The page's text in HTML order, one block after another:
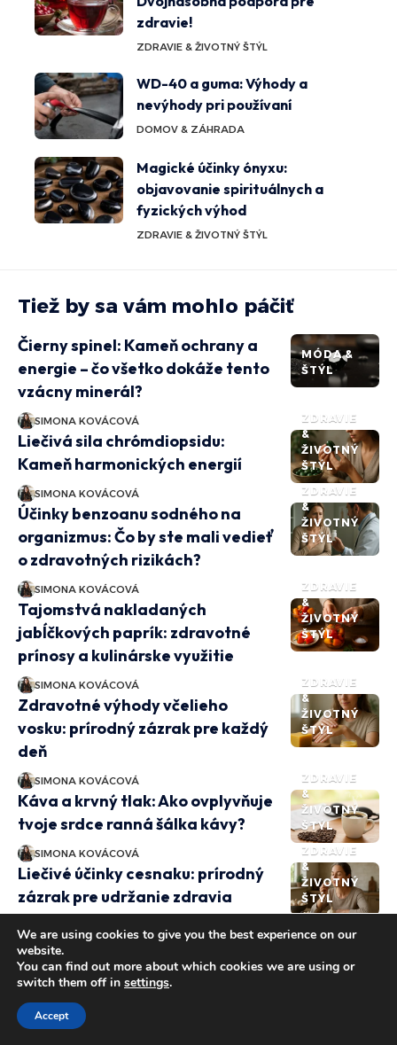
zdravie!
ZDRAVIE & ŽIVOTNÝ ŠTÝL
WD-40 a guma: Výhody a
nevýhody pri používaní
DOMOV & ZÁHRADA
Magické účinky ónyxu:
objavovanie spirituálnych a
fyzických výhod
ZDRAVIE & ŽIVOTNÝ ŠTÝL
Tiež by sa vám mohlo páčiť
MÓDA &
ŠTÝL
Čierny spinel: Kameň ochrany a
energie – čo všetko dokáže tento
vzácny minerál?
SIMONA KOVÁCOVÁ
ZDRAVIE
&
ŽIVOTNÝ
ŠTÝL
Liečivá sila chrómdiopsidu:
Kameň harmonických energií
SIMONA KOVÁCOVÁ
ZDRAVIE
&
ŽIVOTNÝ
ŠTÝL
Účinky benzoanu sodného na
organizmus: Čo by ste mali vedieť
o zdravotných rizikách?
SIMONA KOVÁCOVÁ
ZDRAVIE
&
ŽIVOTNÝ
ŠTÝL
Tajomstvá nakladaných
jabĺčkových paprík: zdravotné
prínosy a kulinárske využitie
SIMONA KOVÁCOVÁ
ZDRAVIE
&
ŽIVOTNÝ
ŠTÝL
Zdravotné výhody včelieho
vosku: prírodný zázrak pre každý
deň
SIMONA KOVÁCOVÁ
ZDRAVIE
&
ŽIVOTNÝ
ŠTÝL
Káva a krvný tlak: Ako ovplyvňuje
tvoje srdce ranná šálka kávy?
SIMONA KOVÁCOVÁ
ZDRAVIE
&
ŽIVOTNÝ
ŠTÝL
Liečivé účinky cesnaku: prírodný
zázrak pre udržanie zdravia
&
ŠTÝL
Nebezpečenstvá oxidu
uhoľnatého: vplyvy na zdravie a
životné prostredie
SIMONA KOVÁCOVÁ
We are using cookies to give you the best experience on our
website.
You can find out more about which cookies we are using or
switch them off in settings.
Accept